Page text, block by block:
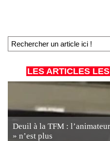
LES ARTICLES
Deuil à la TFM :
» n’est plus